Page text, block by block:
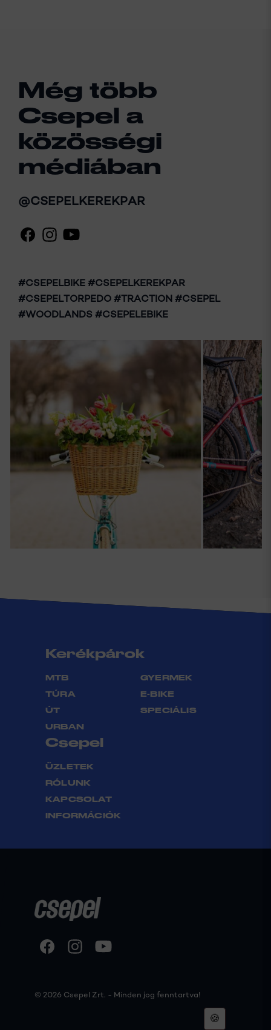
🍪
Még több
Csepel a
közösségi
médiában
@CSEPELKEREKPAR
#CSEPELBIKE #CSEPELKEREKPAR
#CSEPELTORPEDO #TRACTION #CSEPEL
#WOODLANDS #CSEPELEBIKE
Kerékpárok
MTB
TÚRA
ÚT
URBAN
GYERMEK
E-BIKE
SPECIÁLIS
Csepel
ÜZLETEK
RÓLUNK
KAPCSOLAT
INFORMÁCIÓK
© 2026 Csepel Zrt. - Minden jog fenntartva!